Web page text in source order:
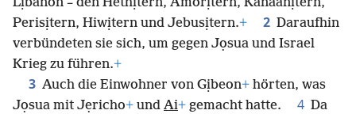
Perisịtern, Hiwịtern und Jebusịtern.+ 2 Daraufhin
verbündeten sie sich, um gegen Jọsua und Israel
Krieg zu führen.+
3 Auch die Einwohner von Gịbeon+ hörten, was
Jọsua mit Jẹricho+ und Ai+ gemacht hatte. 4 Da